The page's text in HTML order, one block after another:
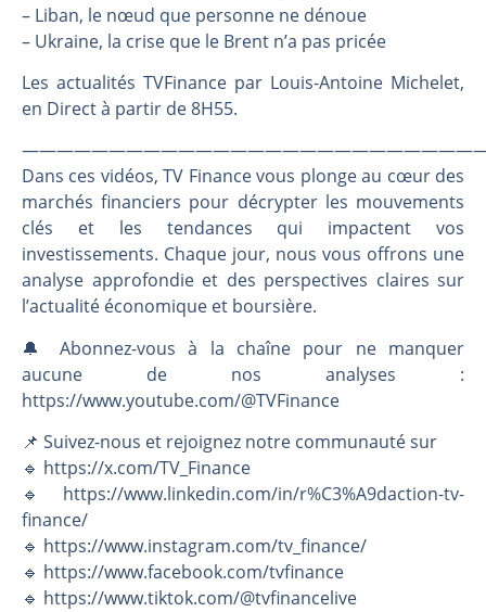
– Liban, le nœud que personne ne dénoue
– Ukraine, la crise que le Brent n’a pas pricée
Les actualités TVFinance par Louis-Antoine Michelet,
en Direct à partir de 8H55.
Dans ces vidéos, TV Finance vous plonge au cœur des
marchés financiers pour décrypter les mouvements
clés et les tendances qui impactent vos
investissements. Chaque jour, nous vous offrons une
analyse approfondie et des perspectives claires sur
l’actualité économique et boursière.
🔔 Abonnez-vous à la chaîne pour ne manquer
aucune de nos analyses :
https://www.youtube.com/@TVFinance
📌 Suivez-nous et rejoignez notre communauté sur
🔹 https://x.com/TV_Finance
🔹 https://www.linkedin.com/in/r%C3%A9daction-tv-
finance/
🔹 https://www.instagram.com/tv_finance/
🔹 https://www.facebook.com/tvfinance
🔹 https://www.tiktok.com/@tvfinancelive